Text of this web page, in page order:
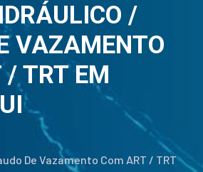
/
VAZAMENTO
/ TRT EM
De Vazamento Com ART / TRT